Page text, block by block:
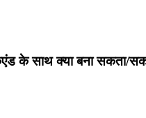
के साथ क्या बना सकता/